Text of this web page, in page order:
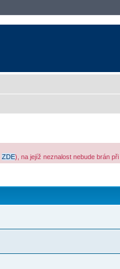
ZDE), na jejíž neznalost nebude brán